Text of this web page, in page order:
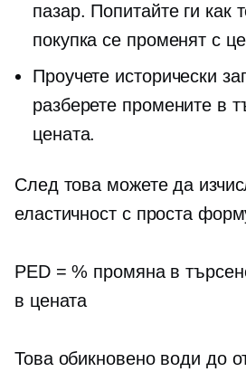
пазар. Попитайте ги как
покупка се променят с
Проучете исторически
разберете промените в
цената.
След това можете да
еластичност с проста
PED = % промяна в
в цената
Това обикновено води до